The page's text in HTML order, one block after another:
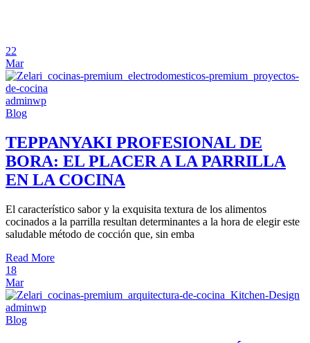
22
Mar
adminwp
Blog
TEPPANYAKI PROFESIONAL DE
BORA: EL PLACER A LA PARRILLA
EN LA COCINA
El característico sabor y la exquisita textura de los alimentos
cocinados a la parrilla resultan determinantes a la hora de elegir este
saludable método de cocción que, sin emba
Read More
18
Mar
adminwp
Blog